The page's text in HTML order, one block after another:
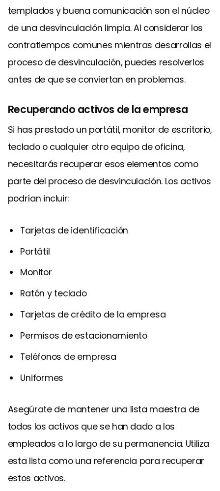
templados y buena comunicación son el núcleo
de una desvinculación limpia. Al considerar los
contratiempos comunes mientras desarrollas el
proceso de desvinculación, puedes resolverlos
antes de que se conviertan en problemas.
Recuperando activos de la empresa
Si has prestado un portátil, monitor de escritorio,
teclado o cualquier otro equipo de oficina,
necesitarás recuperar esos elementos como
parte del proceso de desvinculación. Los activos
podrían incluir:
Tarjetas de identificación
Portátil
Monitor
Ratón y teclado
Tarjetas de crédito de la empresa
Permisos de estacionamiento
Teléfonos de empresa
Uniformes
Asegúrate de mantener una lista maestra de
todos los activos que se han dado a los
empleados a lo largo de su permanencia. Utiliza
esta lista como una referencia para recuperar
estos activos.